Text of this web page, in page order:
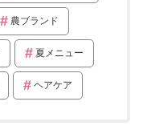
農ブランド
夏メニュー
ヘアケア